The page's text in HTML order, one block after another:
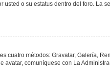
o su estatus dentro del foro. La
cuatro métodos: Gravatar, Galería,
comuníquese con La